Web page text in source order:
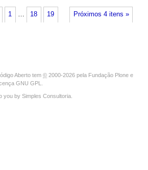
Próximos 4 itens »
1 … 18 19
Aberto tem © 2000-2026 pela Fundação Plone e
GNU GPL
you by Simples Consultoria